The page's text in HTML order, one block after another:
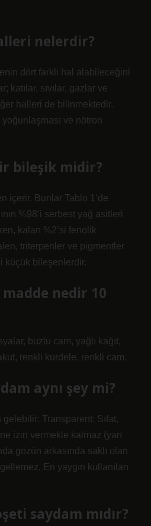
nelerdir?
dört farklı hal alabileceğini
katılar, sıvılar, gazlar ve
halleri de bilinmektedir.
ve nötron
bileşik midir?
içerir. Bunlar Tablo 1’de
%98’i serbest yağ asitleri
kalan %2’si fenolik
triterpenler ve pigmentler
küçük bileşenlerdir.
madde nedir 10
buzlu cam, yağlı kağıt,
renkli kurdele, renkli cam.
aynı şey mi?
Transparent: Sıfat,
izin vermekle kalmaz (yarı
gözün arkasında saklı olan
En yaygın kullanılan
saydam mıdır?